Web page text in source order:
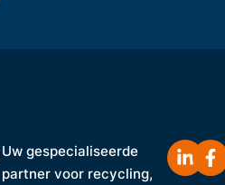
Uw gespecialiseerde
partner voor recycling,